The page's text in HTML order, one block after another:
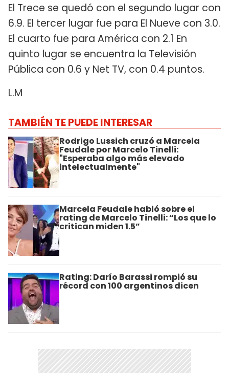
El Trece se quedó con el segundo lugar con
6.9. El tercer lugar fue para El Nueve con 3.0.
El cuarto fue para América con 2.1 En
quinto lugar se encuentra la Televisión
Pública con 0.6 y Net TV, con 0.4 puntos.
L.M
TAMBIÉN TE PUEDE INTERESAR
Rodrigo Lussich cruzó a Marcela
Feudale por Marcelo Tinelli:
"Esperaba algo más elevado
intelectualmente"
Marcela Feudale habló sobre el
rating de Marcelo Tinelli: “Los que lo
critican miden 1.5”
Rating: Darío Barassi rompió su
récord con 100 argentinos dicen